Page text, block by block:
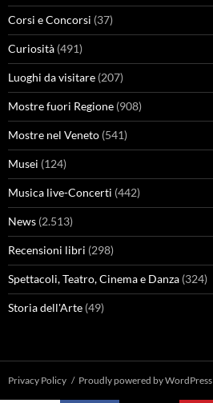
Corsi e Concorsi (37)
Curiosità (491)
Luoghi da visitare (207)
Mostre fuori Regione (908)
Mostre nel Veneto (541)
Musei (124)
Musica live-Concerti (442)
News (2.513)
Recensioni libri (298)
Spettacoli, Teatro, Cinema e Danza (324)
Storia dell'Arte (49)
Privacy Policy Proudly powered by WordPress